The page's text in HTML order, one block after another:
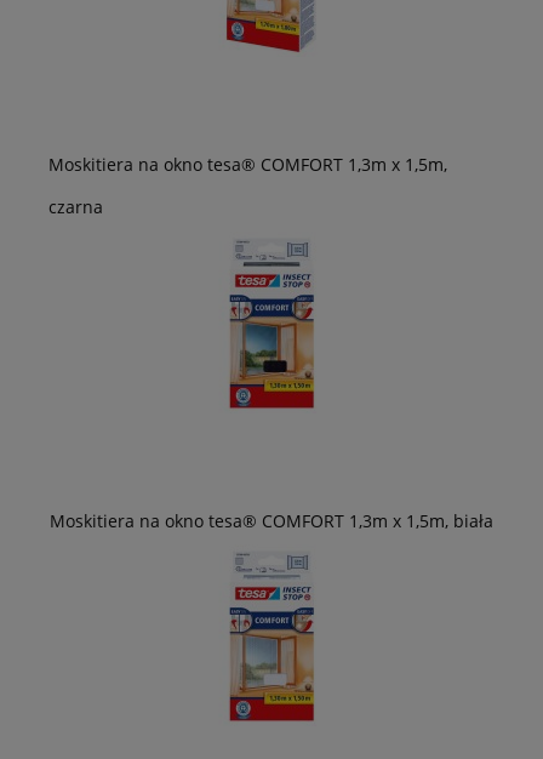
Moskitiera na okno tesa® COMFORT 1,3m x 1,5m,
czarna
Moskitiera na okno tesa® COMFORT 1,3m x 1,5m, biała